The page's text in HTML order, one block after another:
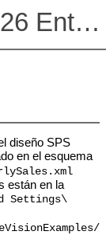
Altova StyleVision 2026 Enterprise Edition
diseño SPS
en el esquema
están en la
Settings\